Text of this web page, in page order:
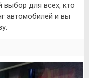
выбор для всех, кто
автомобилей и вы